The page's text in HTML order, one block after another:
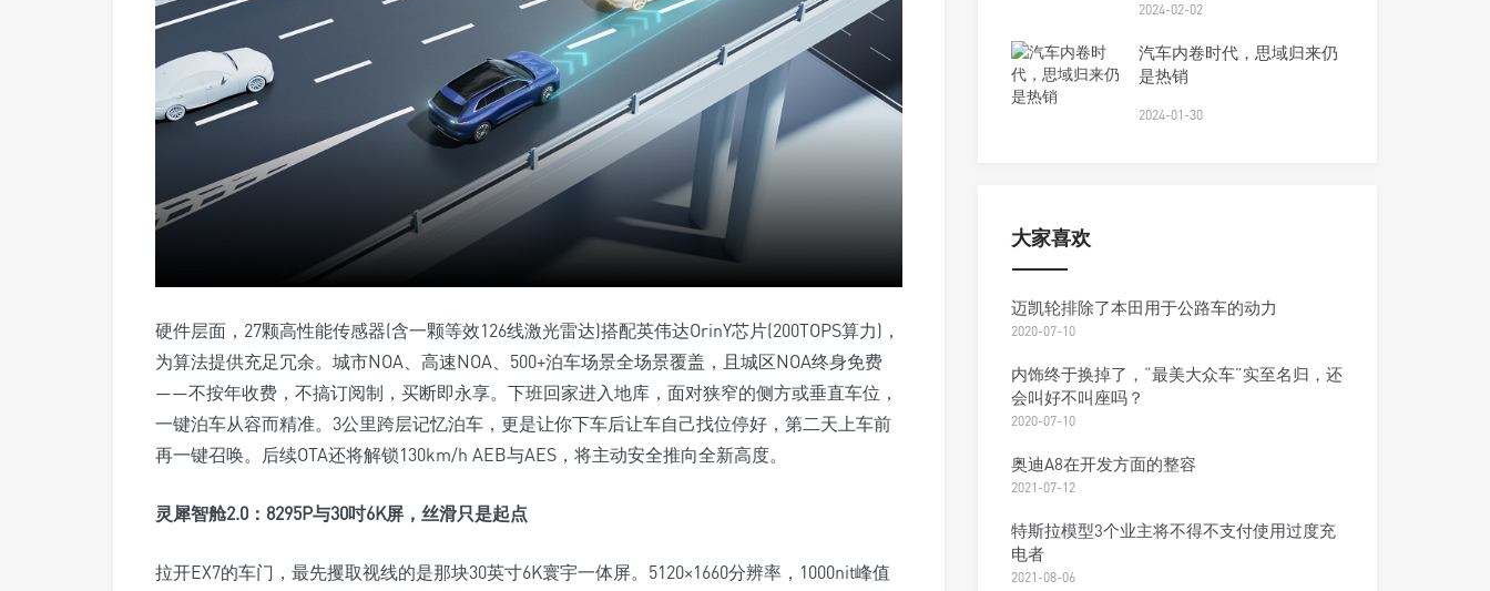
硬件层面，27颗高性能传感器(含一颗等效126线激光雷达)搭配英伟达OrinY芯片(200TOPS算力)，
为算法提供充足冗余。城市NOA、高速NOA、500+泊车场景全场景覆盖，且城区NOA终身免费
——不按年收费，不搞订阅制，买断即永享。下班回家进入地库，面对狭窄的侧方或垂直车位，
一键泊车从容而精准。3公里跨层记忆泊车，更是让你下车后让车自己找位停好，第二天上车前
再一键召唤。后续OTA还将解锁130km/h AEB与AES，将主动安全推向全新高度。
灵犀智舱2.0：8295P与30吋6K屏，丝滑只是起点
拉开EX7的车门，最先攫取视线的是那块30英寸6K寰宇一体屏。5120×1660分辨率，1000nit峰值
2024-02-02
汽车内卷时代，思域归来仍
是热销
2024-01-30
大家喜欢
迈凯轮排除了本田用于公路车的动力
2020-07-10
内饰终于换掉了，“最美大众车”实至名归，还
会叫好不叫座吗？
2020-07-10
奥迪A8在开发方面的整容
2021-07-12
特斯拉模型3个业主将不得不支付使用过度充
电者
2021-08-06